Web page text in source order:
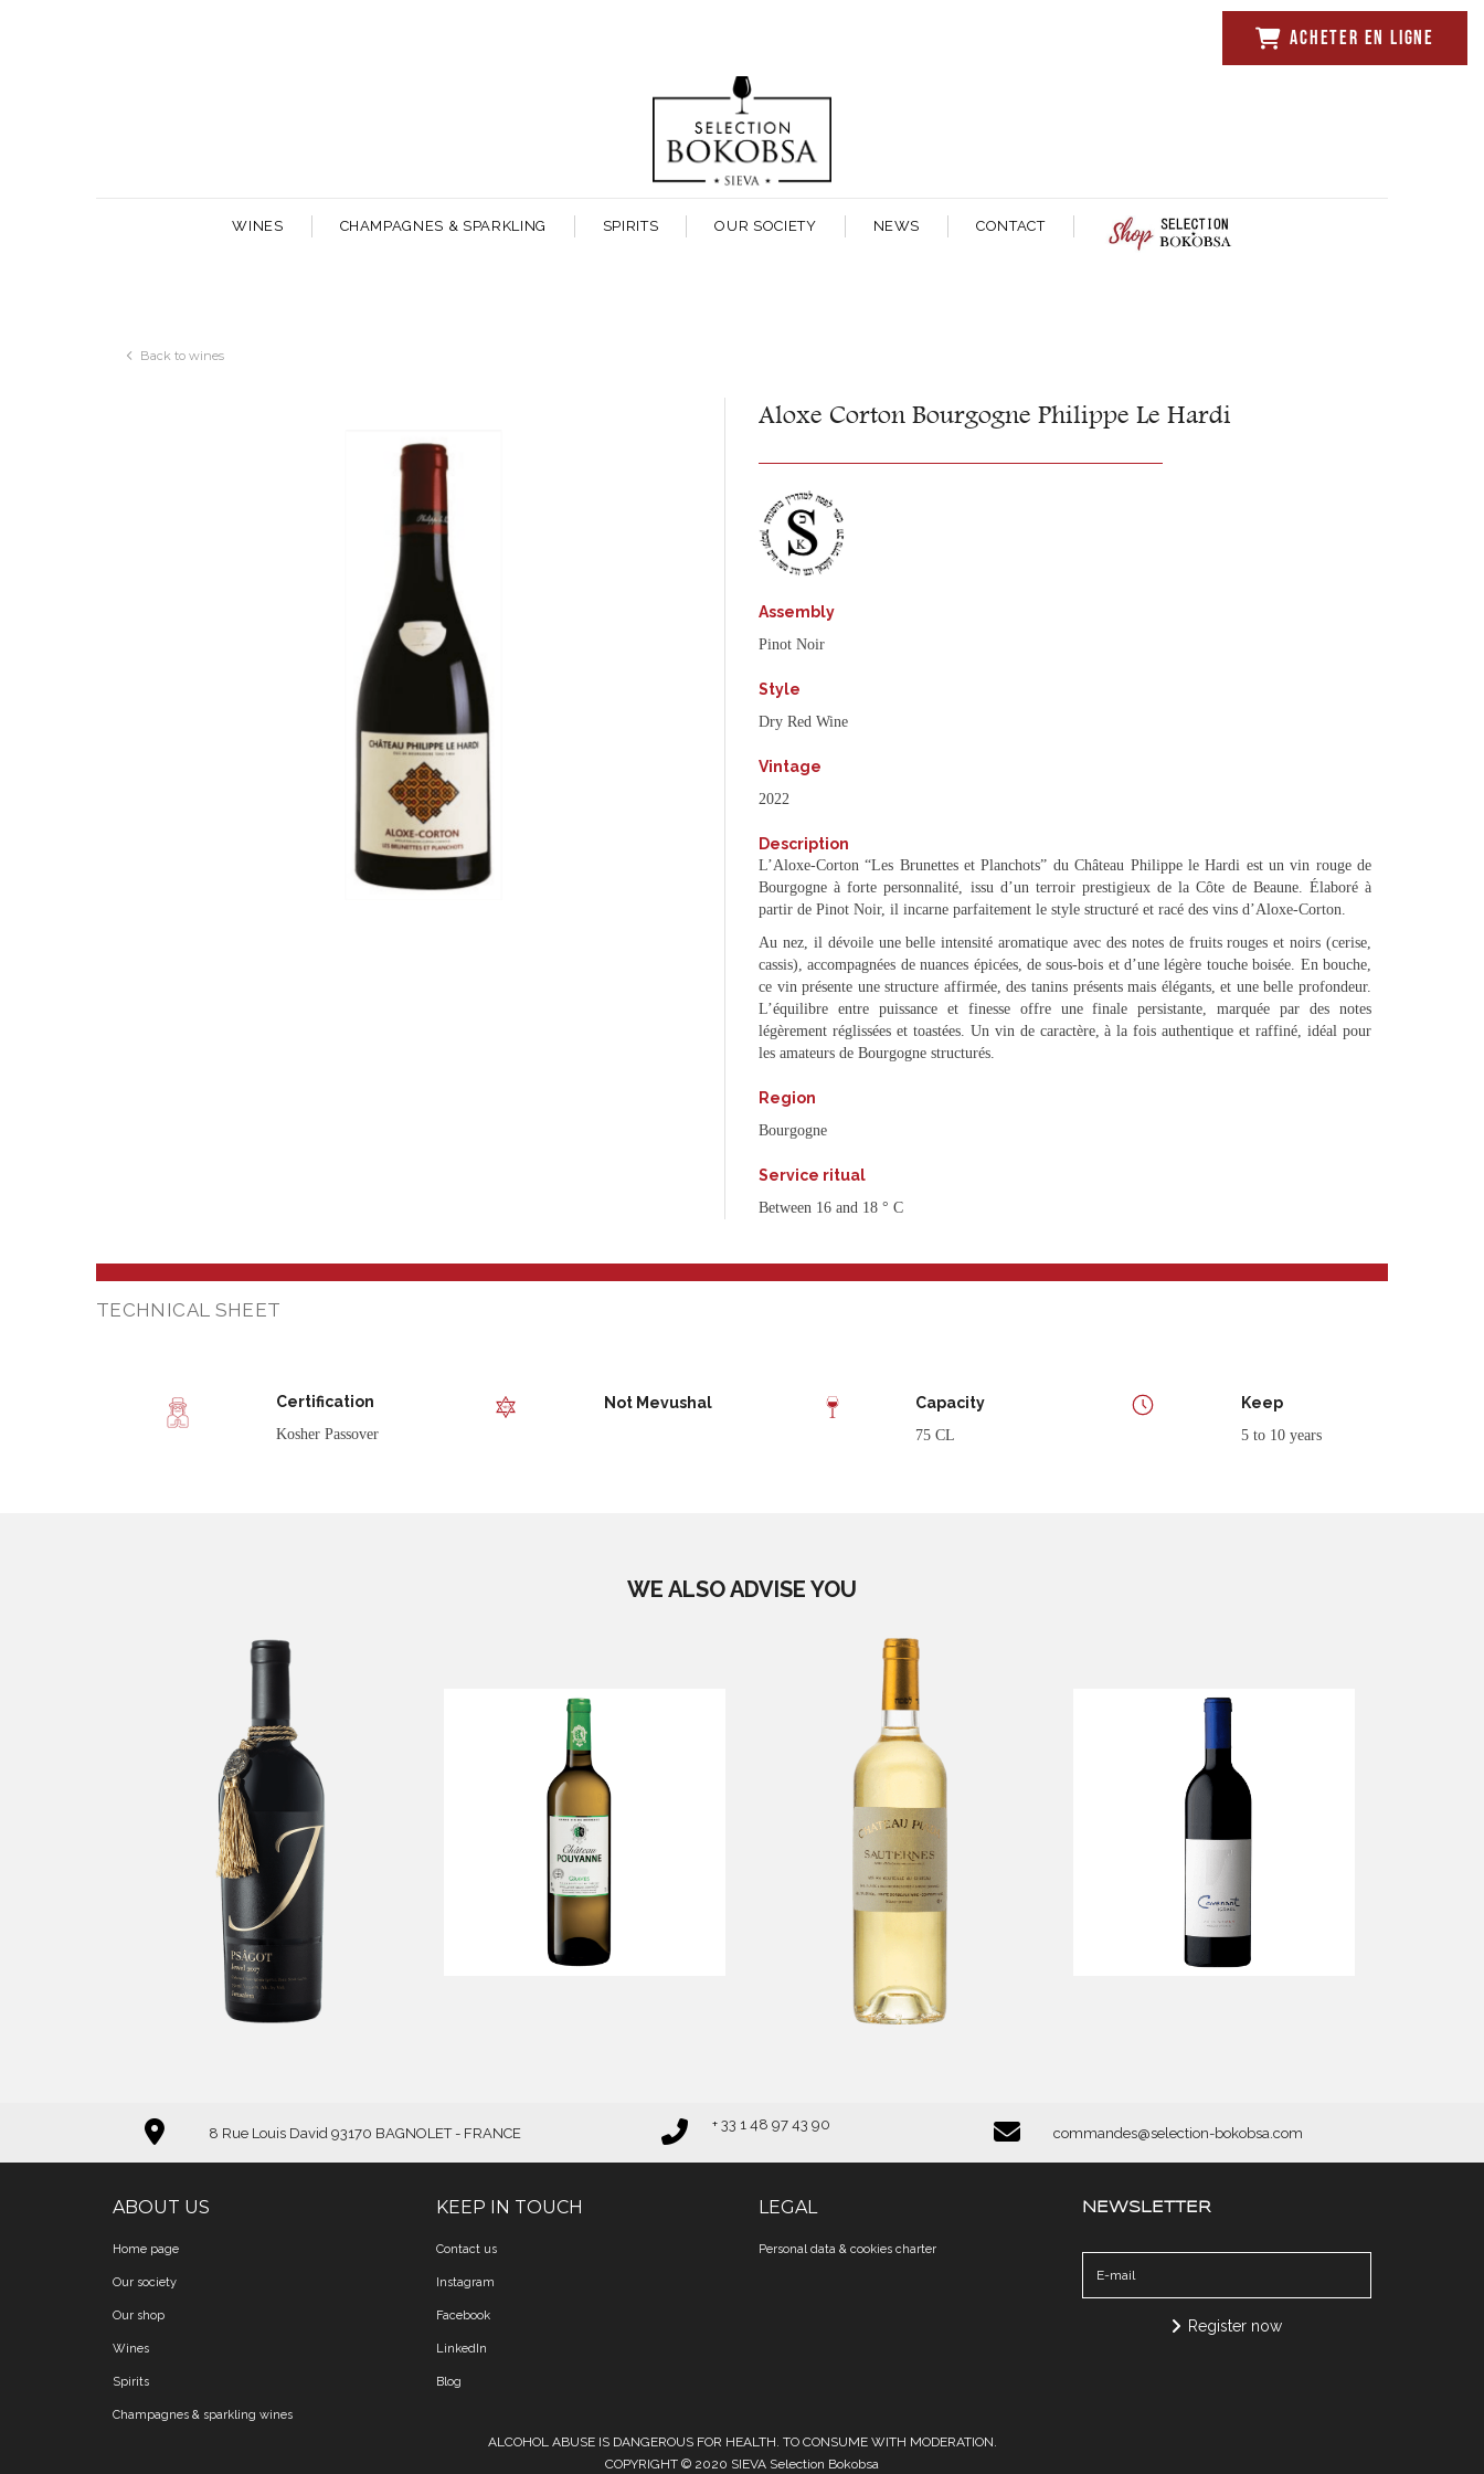
ACHETER EN LIGNE
WINES CHAMPAGNES & SPARKLING SPIRITS OUR SOCIETY NEWS CONTACT
Back to wines
Aloxe Corton Bourgogne Philippe Le Hardi
Assembly
Pinot Noir
Style
Dry Red Wine
Vintage
2022
Description
L’Aloxe-Corton “Les Brunettes et Planchots” du Château Philippe le Hardi est un vin rouge de
Bourgogne à forte personnalité, issu d’un terroir prestigieux de la Côte de Beaune. Élaboré à
partir de Pinot Noir, il incarne parfaitement le style structuré et racé des vins d’Aloxe-Corton.
Au nez, il dévoile une belle intensité aromatique avec des notes de fruits rouges et noirs (cerise,
cassis), accompagnées de nuances épicées, de sous-bois et d’une légère touche boisée. En bouche,
ce vin présente une structure affirmée, des tanins présents mais élégants, et une belle profondeur.
L’équilibre entre puissance et finesse offre une finale persistante, marquée par des notes
légèrement réglissées et toastées. Un vin de caractère, à la fois authentique et raffiné, idéal pour
les amateurs de Bourgogne structurés.
Region
Bourgogne
Service ritual
Between 16 and 18 ° C
TECHNICAL SHEET
Certification
Kosher Passover
Not Mevushal Capacity
75 CL
Keep
5 to 10 years
WE ALSO ADVISE YOU
PsâgotJewel
Psagot
Château Pouyanne
-
Graves
Château Piada
Sauternes
Covenant Israël Syrah
-
8 Rue Louis David 93170 BAGNOLET - FRANCE
+ 33 1 48 97 43 90
commandes@selection-bokobsa.com
ABOUT US
Home page
Our society
Our shop
Wines
Spirits
Champagnes & sparkling wines
KEEP IN TOUCH
Contact us
Instagram
Facebook
LinkedIn
Blog
LEGAL
Personal data & cookies charter
NEWSLETTER
Register now
ALCOHOL ABUSE IS DANGEROUS FOR HEALTH. TO CONSUME WITH MODERATION.
COPYRIGHT © 2020 SIEVA Selection Bokobsa